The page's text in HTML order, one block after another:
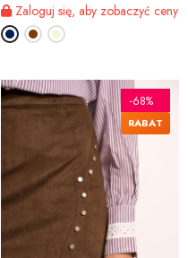
Zaloguj się, aby zobaczyć ceny
-68%
RABAT